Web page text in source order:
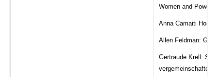
Women and Power
Anna Camaiti
Allen Feldman:
Gertraude Krell: